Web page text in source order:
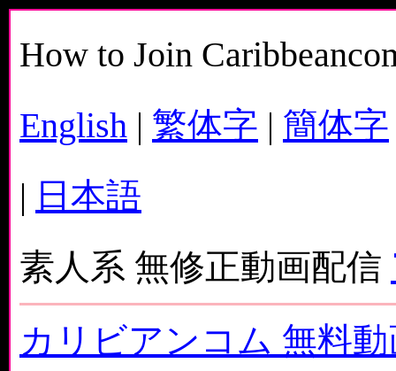
How to Join
English | 繁体字 | 簡体字
| 日本語
素人系 無修正動画配信
カリビアンコム 無料動